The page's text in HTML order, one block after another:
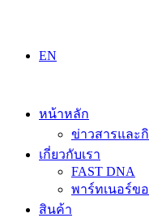
EN
หน้าหลัก
ข่าวสารและ
เกี่ยวกับเรา
FAST DNA
พาร์ทเนอร์ขอ
สินค้า